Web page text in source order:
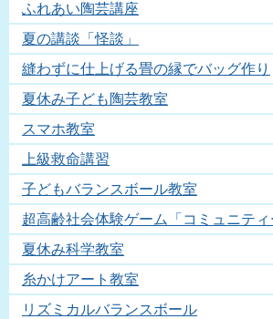
ふれあい陶芸講座
夏の講談「怪談」
縫わずに仕上げる畳の縁でバッグ作り
夏休み子ども陶芸教室
スマホ教室
上級救命講習
子どもバランスボール教室
超高齢社会体験ゲーム「コミュニティ
夏休み科学教室
糸かけアート教室
リズミカルバランスボール